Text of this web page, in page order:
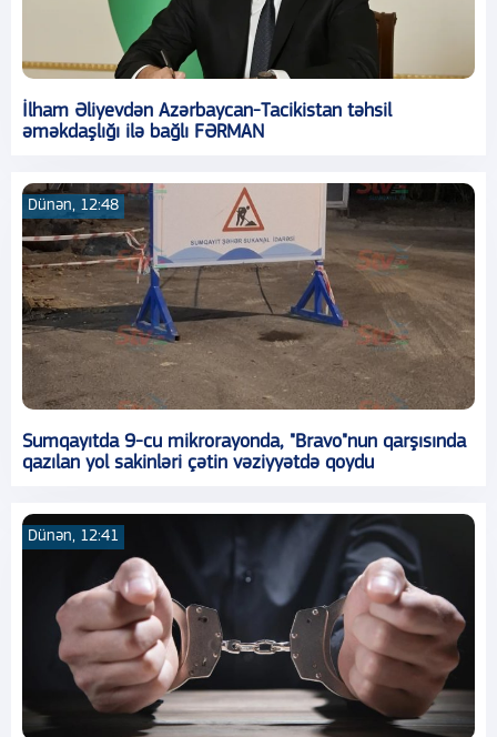
İlham Əliyevdən Azərbaycan-Tacikistan təhsil
əməkdaşlığı ilə bağlı FƏRMAN
Dünən, 12:48
Sumqayıtda 9-cu mikrorayonda, "Bravo"nun qarşısında
qazılan yol sakinləri çətin vəziyyətdə qoydu
Dünən, 12:41